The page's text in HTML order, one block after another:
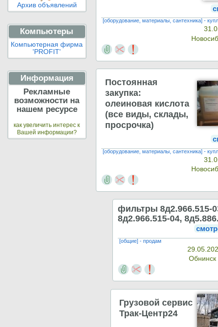
Архив объявлений
Компьютеры
Компьютерная фирма
'PROFIT'
Информация
Рекламные
возможности на
нашем ресурсе
как увеличить интерес к
Вашей информации?
[оборудование, материалы, сантехника] -
Постоянная
закупка:
олеиновая кислота
(все виды, склады,
просрочка)
[оборудование, материалы, сантехника] -
фильтры 8д2.966.515-
8д2.966.515-04,
[общие] - продам
Обнинск
Грузовой сервис
Трак-Центр24